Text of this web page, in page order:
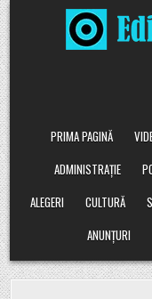
Skip
to
content
PRIMA PAGINĂ
ADMINISTRAȚIE
ALEGERI
CULTURĂ
ANUNȚURI